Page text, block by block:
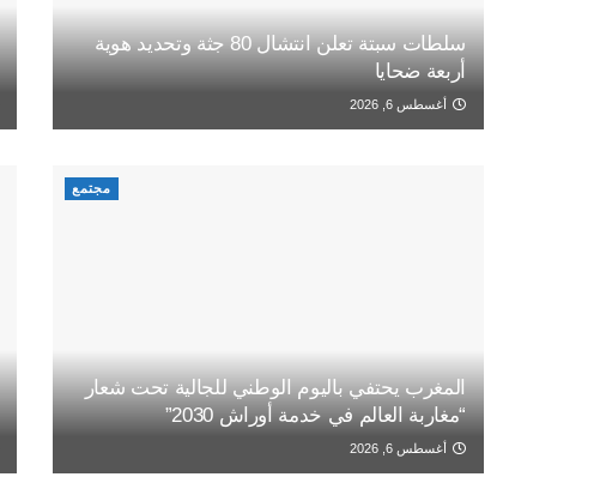
سلطات سبتة تعلن انتشال 80 جثة وتحديد هوية
أربعة ضحايا
أغسطس 6, 2026
مجتمع
المغرب يحتفي باليوم الوطني للجالية تحت شعار
“مغاربة العالم في خدمة أوراش 2030”
أغسطس 6, 2026